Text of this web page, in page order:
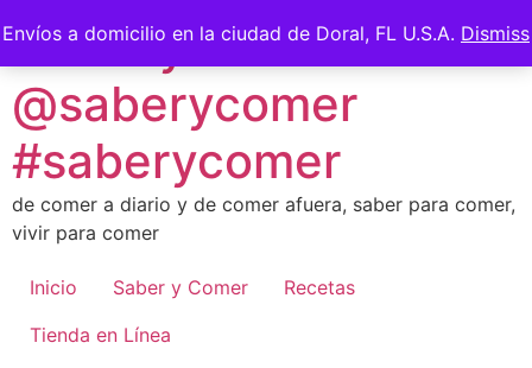
Envíos a domicilio en la ciudad de Doral, FL U.S.A. Dismiss
to
content
Saber y Comer -
@saberycomer
#saberycomer
de comer a diario y de comer afuera, saber para comer,
vivir para comer
Inicio Saber y Comer
Recetas
Tienda en Línea